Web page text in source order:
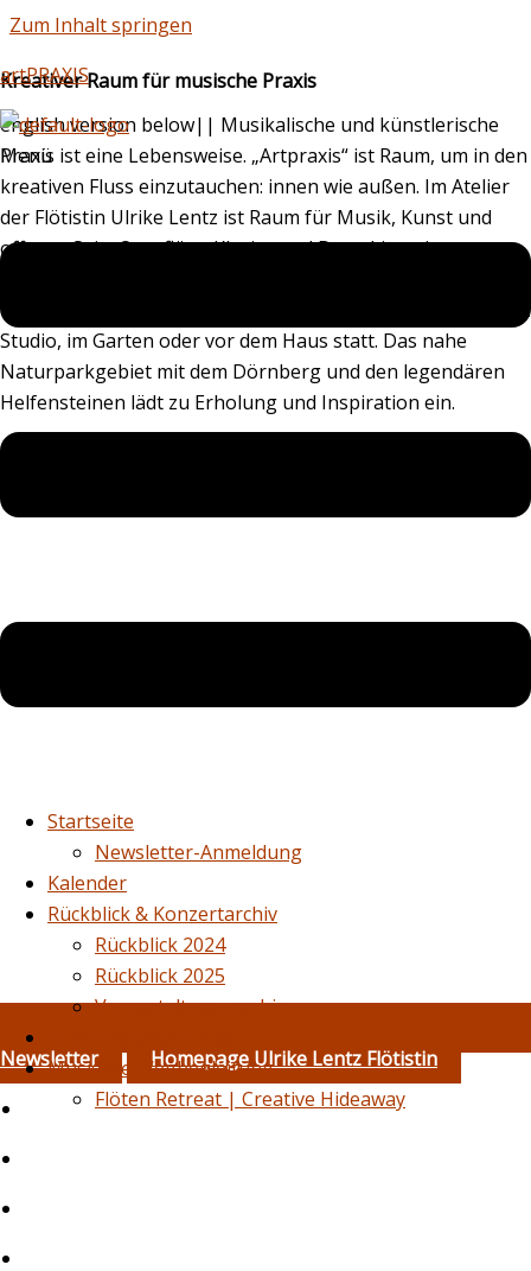
Zum Inhalt springen
artPRAXIS
Menü
Startseite
Newsletter-Anmeldung
Kalender
Rückblick & Konzertarchiv
Rückblick 2024
Rückblick 2025
Veranstaltungsarchiv
Musische Wegbegleitung
Flöten Retreat | Creative Hideaway
Kreativer Raum für musische Praxis
english version below|| Musikalische und künstlerische
Praxis ist eine Lebensweise. „Artpraxis“ ist Raum, um in den
kreativen Fluss einzutauchen: innen wie außen. Im Atelier
der Flötistin Ulrike Lentz ist Raum für Musik, Kunst und
offenes Sein. Querflöte, Klavier und Deep Listening,
Workshops und Unterricht finden in intimer Atmosphäre im
Studio, im Garten oder vor dem Haus statt. Das nahe
Naturparkgebiet mit dem Dörnberg und den legendären
Helfensteinen lädt zu Erholung und Inspiration ein.
Newsletter Homepage Ulrike Lentz Flötistin